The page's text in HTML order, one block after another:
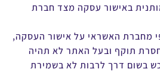
מותנית באישור עסקה מצד חברת
מחברת האשראי על אישור העסקה,
תוקף ובעל האתר לא תהיה
בשום דרך לרבות לא בשמירת